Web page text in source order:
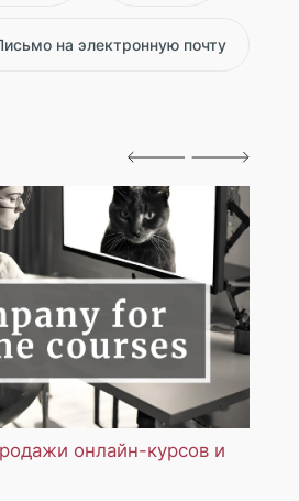
на электронную почту
онлайн-курсов и